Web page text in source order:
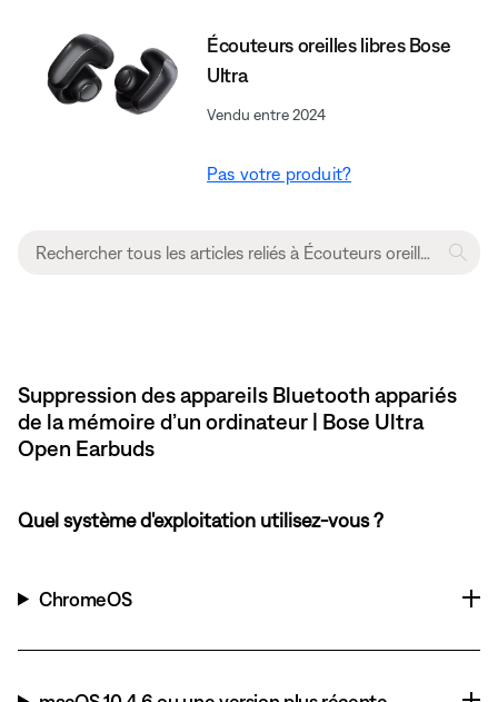
Écouteurs oreilles libres Bose
Ultra
Vendu entre 2024
Pas votre produit?
Suppression des appareils Bluetooth appariés
de la mémoire d’un ordinateur | Bose Ultra
Open Earbuds
Quel système d'exploitation utilisez-vous ?
ChromeOS